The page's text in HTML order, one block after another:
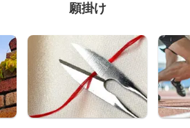
願掛け